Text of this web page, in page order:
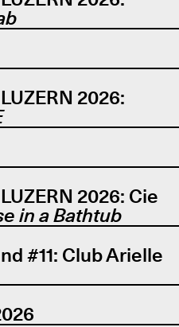
2026:
2026: Cie
in a Bathtub
#11: Club Arielle